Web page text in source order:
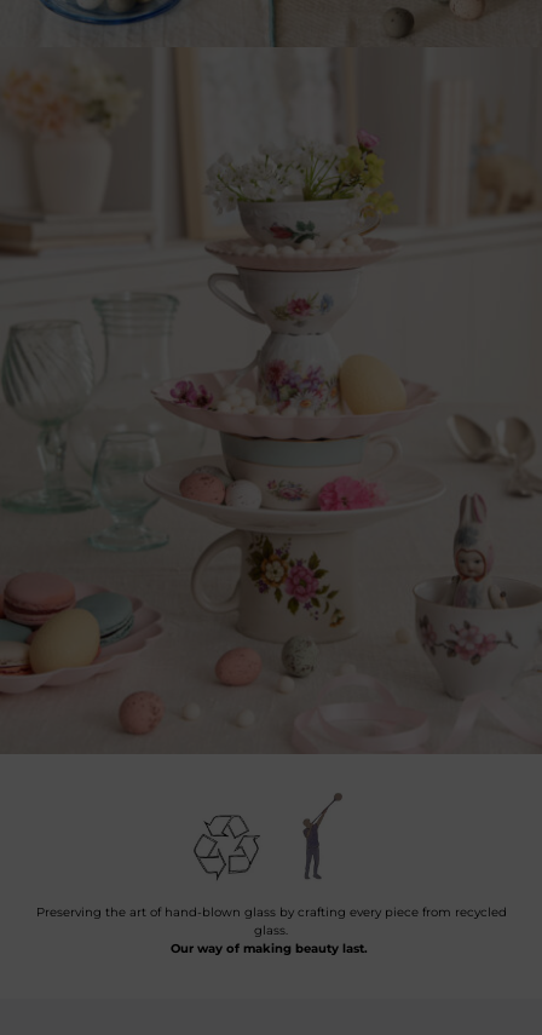
Preserving the art of hand-blown glass by crafting every piece from recycled
glass.
Our way of making beauty last.